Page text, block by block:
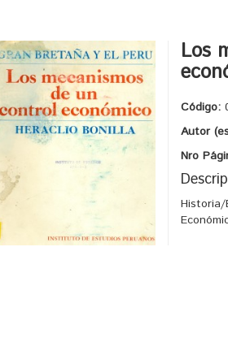
Los
Código:
Autor
Nro
Historia/